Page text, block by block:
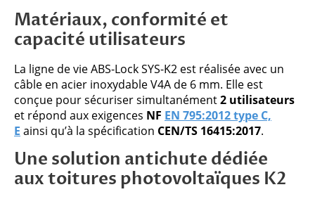
Matériaux, conformité et
capacité utilisateurs
La ligne de vie ABS-Lock SYS-K2 est réalisée avec un
câble en acier inoxydable V4A de 6 mm. Elle est
conçue pour sécuriser simultanément2 utilisateurs
et répond aux exigences NF EN 795:2012 type C,
E ainsi qu’à la spécification CEN/TS 16415:2017.
Une solution antichute dédiée
aux toitures photovoltaïques K2